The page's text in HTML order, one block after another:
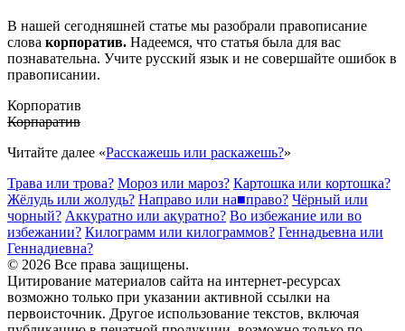
В нашей сегодняшней статье мы разобрали правописание
слова корпоратив. Надеемся, что статья была для вас
познавательна. Учите русский язык и не совершайте ошибок в
правописании.
Корпоратив
Корпаратив
Читайте далее «Расскажешь или раскажешь?»
Трава или трова? Мороз или мароз? Картошка или кортошка?
Жёлудь или жолудь? Направо или на■право? Чёрный или
чорный? Аккуратно или акуратно? Во избежание или во
избежании? Килограмм или килограммов? Геннадьевна или
Геннадиевна?
© 2026 Все права защищены.
Цитирование материалов сайта на интернет-ресурсах
возможно только при указании активной ссылки на
первоисточник. Другое использование текстов, включая